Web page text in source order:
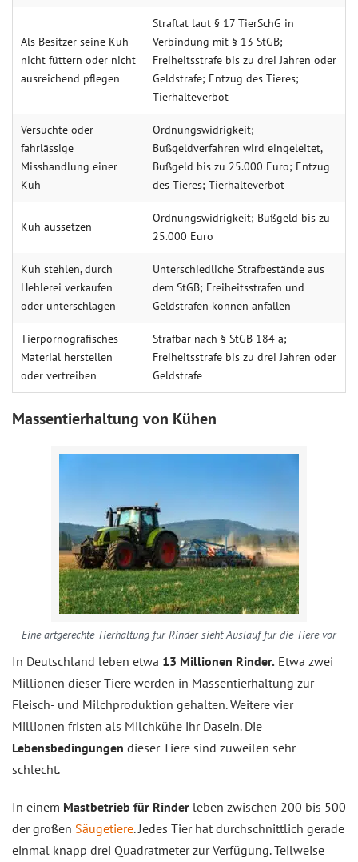
Als Besitzer seine Kuh
nicht füttern oder nicht
ausreichend pflegen
Straftat laut § 17 TierSchG in
Verbindung mit § 13 StGB;
Freiheitsstrafe bis zu drei Jahren oder
Geldstrafe; Entzug des Tieres;
Tierhalteverbot
Versuchte oder
fahrlässige
Misshandlung einer
Kuh
Ordnungswidrigkeit;
Bußgeldverfahren wird eingeleitet,
Bußgeld bis zu 25.000 Euro; Entzug
des Tieres; Tierhalteverbot
Kuh aussetzen
Ordnungswidrigkeit; Bußgeld bis zu
25.000 Euro
Kuh stehlen, durch
Hehlerei verkaufen
oder unterschlagen
Unterschiedliche Strafbestände aus
dem StGB; Freiheitsstrafen und
Geldstrafen können anfallen
Tierpornografisches
Material herstellen
oder vertreiben
Strafbar nach § StGB 184 a;
Freiheitsstrafe bis zu drei Jahren oder
Geldstrafe
Massentierhaltung von Kühen
Eine artgerechte Tierhaltung für Rinder sieht Auslauf für die Tiere vor
In Deutschland leben etwa 13 Millionen Rinder. Etwa zwei
Millionen dieser Tiere werden in Massentierhaltung zur
Fleisch- und Milchproduktion gehalten. Weitere vier
Millionen fristen als Milchkühe ihr Dasein. Die
Lebensbedingungen dieser Tiere sind zuweilen sehr
schlecht.
In einem Mastbetrieb für Rinder leben zwischen 200 bis 500
der großen Säugetiere. Jedes Tier hat durchschnittlich gerade
einmal knapp drei Quadratmeter zur Verfügung. Teilweise